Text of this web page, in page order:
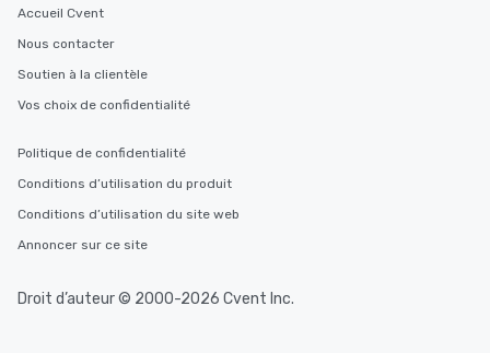
Accueil Cvent
Nous contacter
Soutien à la clientèle
Vos choix de confidentialité
Politique de confidentialité
Conditions d’utilisation du produit
Conditions d’utilisation du site web
Annoncer sur ce site
Droit d’auteur © 2000-2026 Cvent Inc.